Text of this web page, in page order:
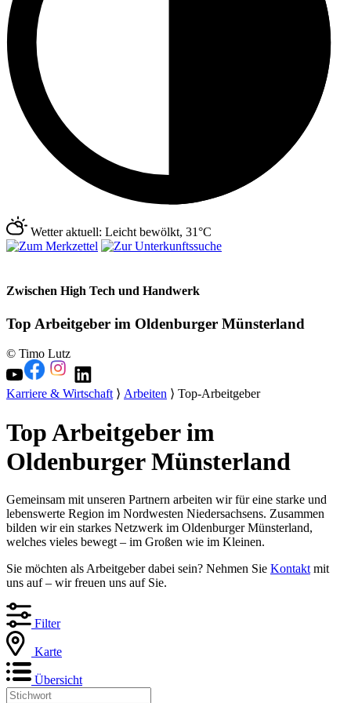
Wetter aktuell: Leicht bewölkt, 31°C
Zwischen High Tech und Handwerk
Top Arbeitgeber im Oldenburger Münsterland
© Timo Lutz
Karriere & Wirtschaft⟩ Arbeiten ⟩ Top-Arbeitgeber
Top Arbeitgeber im
Oldenburger Münsterland
Gemeinsam mit unseren Partnern arbeiten wir für eine starke und
lebenswerte Region im Nordwesten Niedersachsens. Zusammen
bilden wir ein starkes Netzwerk im Oldenburger Münsterland,
welches vieles bewegt – im Großen wie im Kleinen.
Sie möchten als Arbeitgeber dabei sein? Nehmen Sie Kontakt mit
uns auf – wir freuen uns auf Sie.
Filter
Karte
Übersicht